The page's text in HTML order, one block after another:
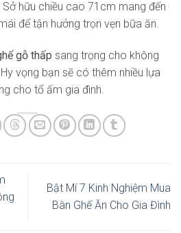
hữu chiều cao 71cm mang đến
để tận hưởng trọn vẹn bữa ăn.
gỗ thấp sang trọng cho không
vọng bạn sẽ có thêm nhiều lựa
cho tổ ấm gia đình.
Bật Mí 7 Kinh Nghiệm Mua
Bàn Ghế Ăn Cho Gia Đình